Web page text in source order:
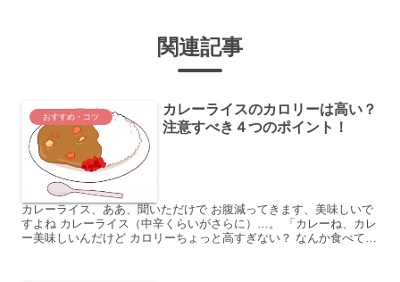
関連記事
おすすめ・コツ
カレーライスのカロリーは高い？
注意すべき４つのポイント！
カレーライス、ああ、聞いただけで お腹減ってきます、美味しいで
すよね カレーライス（中辛くらいがさらに）…。 「カレーね、カレ
ー美味しいんだけど カロリーちょっと高すぎない？ なんか食べて次